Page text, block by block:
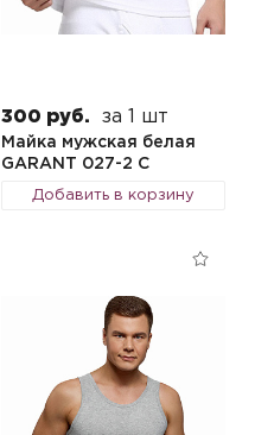
300 руб. за 1 шт
Майка мужская белая
GARANT 027-2 C
Добавить в корзину